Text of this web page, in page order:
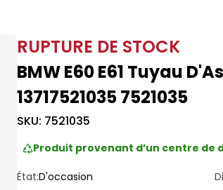
RUPTURE DE STOCK
BMW E60 E61 Tuyau
13717521035 7521035
SKU: 7521035
Produit provenant d’un centre de
État:D'occasion